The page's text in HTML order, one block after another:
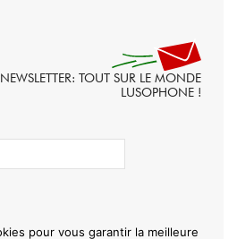
TOUT SUR LE MONDE
LUSOPHONE !
pour vous garantir la meilleure